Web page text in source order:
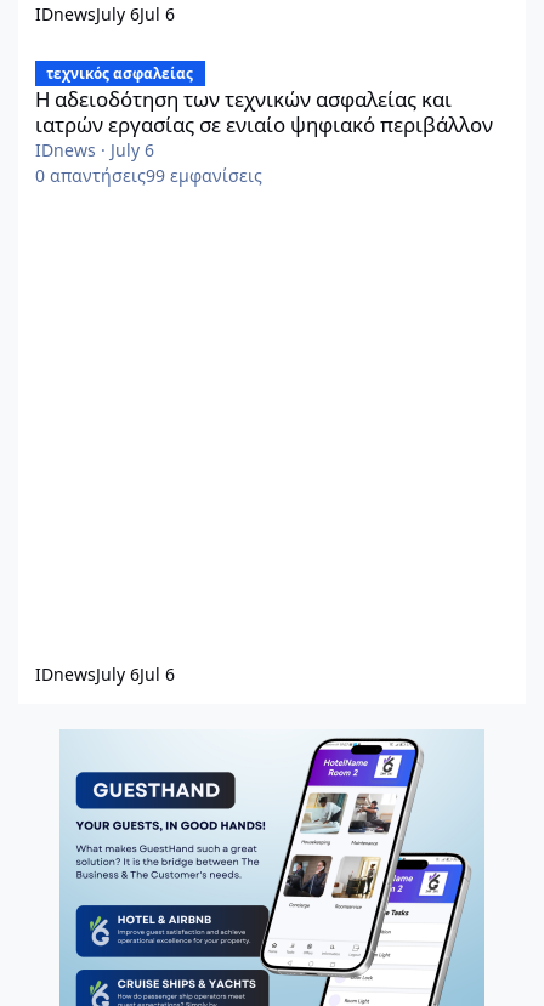
IDnewsJuly 6Jul 6
τεχνικός ασφαλείας
Η αδειοδότηση των τεχνικών ασφαλείας και
ιατρών εργασίας σε ενιαίο ψηφιακό περιβάλλον
IDnews · July 6
0 απαντήσεις99 εμφανίσεις
IDnewsJuly 6Jul 6